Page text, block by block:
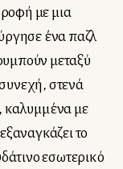
με μια
ένα παζλ
μεταξύ
στενά
καλυμμένα με
το
εσωτερικό